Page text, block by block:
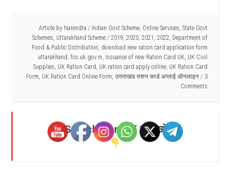
Article by Narendra / Indian Govt Scheme, Online Services, State Govt
Schemes, Uttarakhand Scheme / 2019, 2020, 2021 , 2022, Department of
Food & Public Distribution, download new ration card application form
uttarakhand, fcs.uk.gov.in, Issuance of new Ration Card UK, UK Civil
Supplies, UK Ration Card, UK ration card apply online, UK Ration Card
Form, UK Ration Card Online Form, उत्तराखंड राशन कार्ड अप्लाई ऑनलाइन
3
Comments
Search Here - ( यहाँ खोजें )